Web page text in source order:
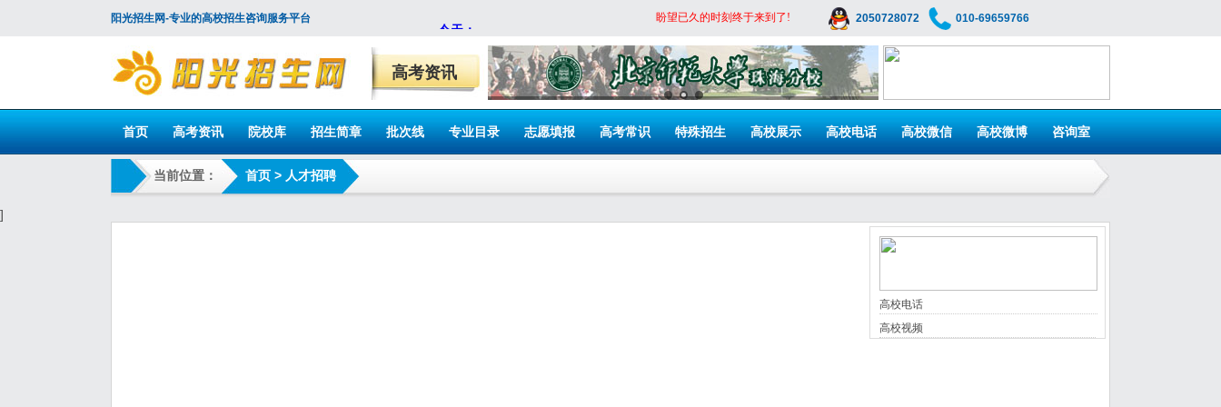
阳光招生网-专业的高校招生咨询服务平台 盼望已久的时刻终于来到了! 2050728072 010-69659766
高考资讯
首页 高考资讯 院校库 招生简章 批次线 专业目录 志愿填报 高考常识 特殊招生 高校展示 高校电话 高校微信 高校微博 咨询室
当前位置： 首页 > 人才招聘
]
高校电话
高校视频